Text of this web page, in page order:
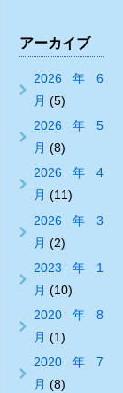
アーカイブ
2026年6
月 (5)
2026年5
月 (8)
2026年4
月 (11)
2026年3
月 (2)
2023年1
月 (10)
2020年8
月 (1)
2020年7
月 (8)